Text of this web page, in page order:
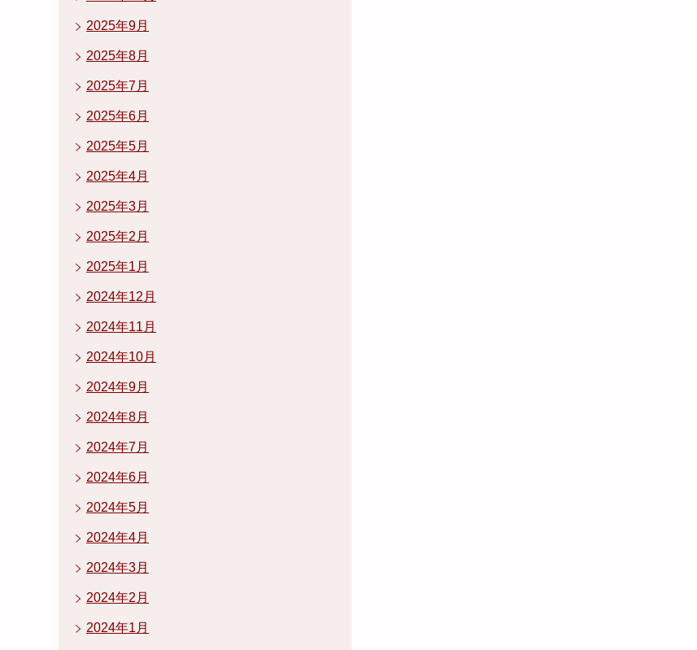
2025年9月
2025年8月
2025年7月
2025年6月
2025年5月
2025年4月
2025年3月
2025年2月
2025年1月
2024年12月
2024年11月
2024年10月
2024年9月
2024年8月
2024年7月
2024年6月
2024年5月
2024年4月
2024年3月
2024年2月
2024年1月